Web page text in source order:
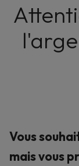
Vous
mais vous